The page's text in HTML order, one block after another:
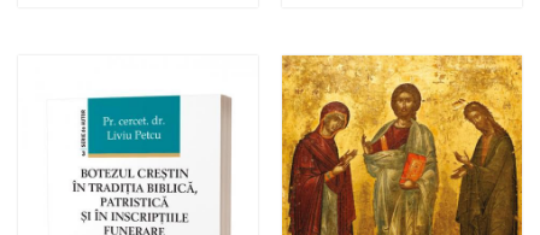
Adaugă în coș Wishlist